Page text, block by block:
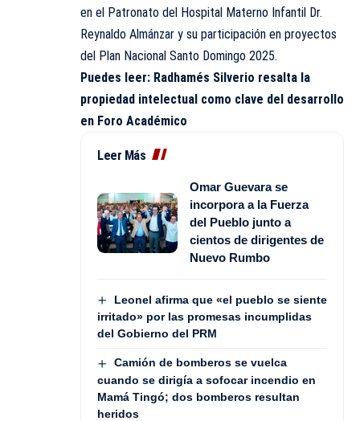
en el Patronato del Hospital Materno Infantil Dr.
Reynaldo Almánzar y su participación en proyectos
del Plan Nacional Santo Domingo 2025.
Puedes leer: Radhamés Silverio resalta la
propiedad intelectual como clave del desarrollo
en Foro Académico
Leer Más
Omar Guevara se
incorpora a la Fuerza
del Pueblo junto a
cientos de dirigentes de
Nuevo Rumbo
Leonel afirma que «el pueblo se siente
irritado» por las promesas incumplidas
del Gobierno del PRM
Camión de bomberos se vuelca
cuando se dirigía a sofocar incendio en
Mamá Tingó; dos bomberos resultan
heridos